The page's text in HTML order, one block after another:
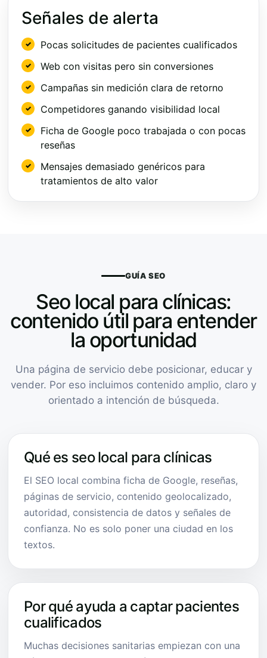
Señales de alerta
Pocas solicitudes de pacientes cualificados
Web con visitas pero sin conversiones
Campañas sin medición clara de retorno
Competidores ganando visibilidad local
Ficha de Google poco trabajada o con pocas
reseñas
Mensajes demasiado genéricos para
tratamientos de alto valor
GUÍA SEO
Seo local para clínicas:
contenido útil para entender
la oportunidad
Una página de servicio debe posicionar, educar y
vender. Por eso incluimos contenido amplio, claro y
orientado a intención de búsqueda.
Qué es seo local para clínicas
El SEO local combina ficha de Google, reseñas,
páginas de servicio, contenido geolocalizado,
autoridad, consistencia de datos y señales de
confianza. No es solo poner una ciudad en los
textos.
Por qué ayuda a captar pacientes
cualificados
Muchas decisiones sanitarias empiezan con una